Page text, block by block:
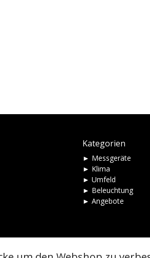
Kategorien
► Messgeräte
► Klima
► Umfeld
► Beleuchtung
► Angebote